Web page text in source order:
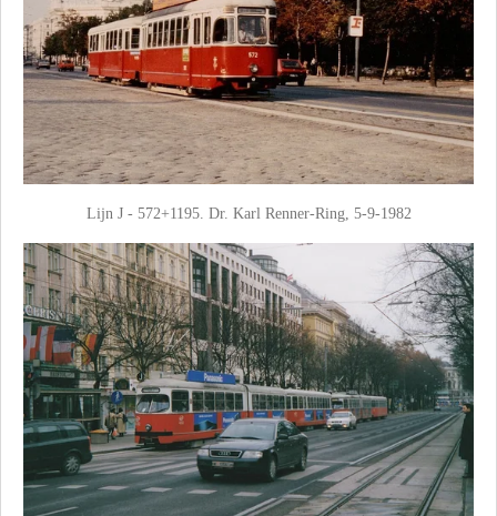
Lijn J - 572+1195. Dr. Karl Renner-Ring, 5-9-1982